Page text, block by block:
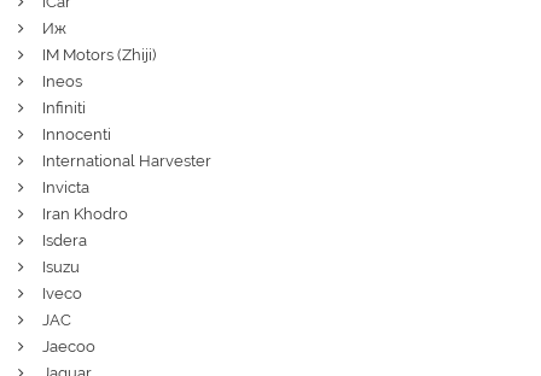
Иж
IM Motors (Zhiji)
Ineos
Infiniti
Innocenti
International Harvester
Invicta
Iran Khodro
Isdera
Isuzu
Iveco
JAC
Jaecoo